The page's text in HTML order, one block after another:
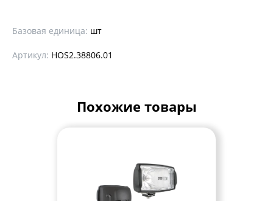
Базовая единица: шт
Артикул: HOS2.38806.01
Похожие товары